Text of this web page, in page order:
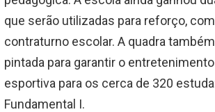
que serão utilizadas para reforço,
contraturno escolar. A quadra
pintada para garantir o
esportiva para os cerca de 320
Fundamental I.